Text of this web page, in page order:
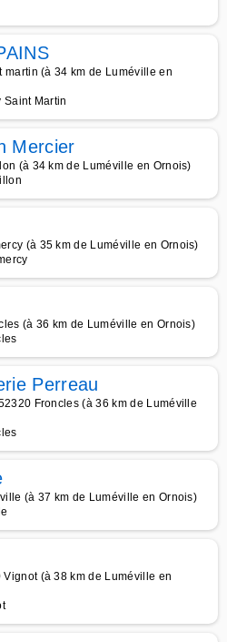
(à 34 km de Luméville en
Saint Martin
Mercier
(à 34 km de Luméville en Ornois)
(à 35 km de Luméville en Ornois)
(à 36 km de Luméville en Ornois)
Perreau
Froncles (à 36 km de Luméville
(à 37 km de Luméville en Ornois)
(à 38 km de Luméville en